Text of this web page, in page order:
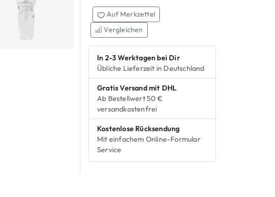
Auf Merkzettel
Vergleichen
In 2-3 Werktagen bei Dir
Übliche Lieferzeit in Deutschland
Gratis Versand mit DHL
Ab Bestellwert 50 €
versandkostenfrei
Kostenlose Rücksendung
Mit einfachem Online-Formular
Service